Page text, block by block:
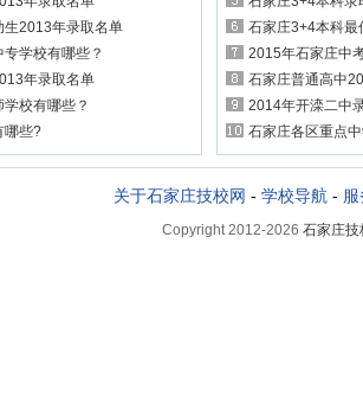
生2013年录取名单
学校有哪些？
年录取名单
校有哪些？
哪些?
石家庄3+4本科
2015年石家庄中
石家庄普通高中
2014年开滦二中
石家庄各区重点
关于石家庄技校网 - 学校导航 -
Copyright 2012-2026 石家庄技